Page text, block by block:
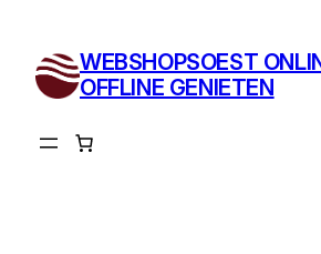
inhoud
WEBSHOPSOEST
OFFLINE GENIETEN